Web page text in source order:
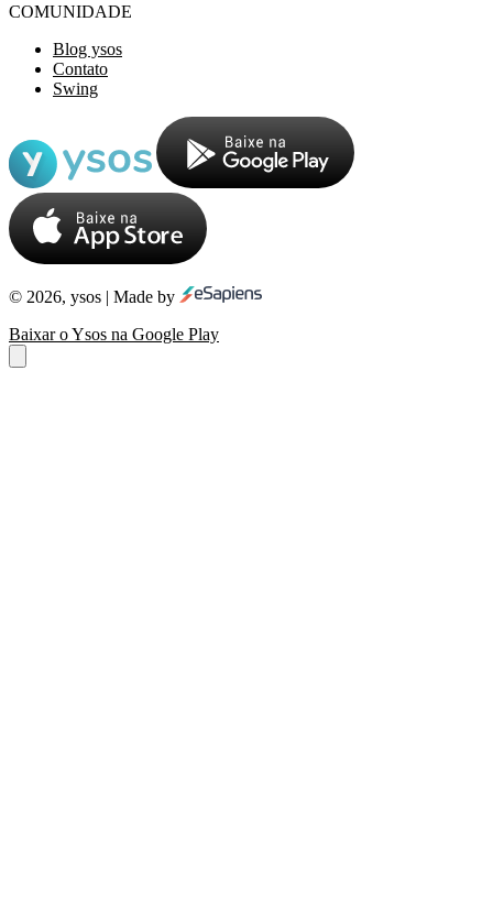
COMUNIDADE
Blog ysos
Contato
Swing
© 2026, ysos | Made by
Baixar o Ysos na Google Play